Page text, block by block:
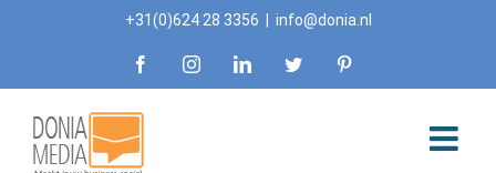
+31(0)624 28 3356 info@donia.nl
FacebookInstagramLinkedInTwitter